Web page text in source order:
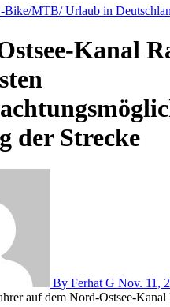
Bike/MTB/Urlaub in
Kanal
der Strecke
By Ferhat G Nov. 11,